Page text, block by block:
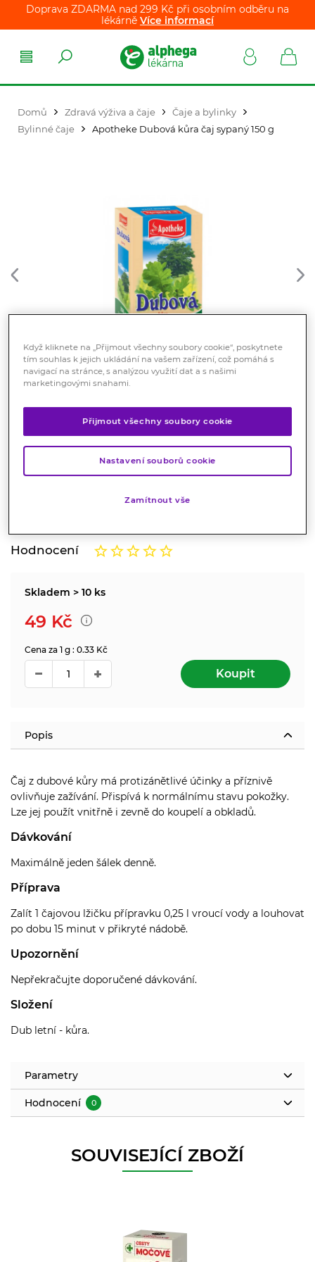
Doprava ZDARMA nad 299 Kč při osobním odběru na
lékárně Více informací
Domů Zdravá výživa a čaje
Čaje a bylinky
Bylinné čaje
Apotheke Dubová kůra čaj sypaný 150 g
Apotheke Dubová kůra čaj
sypaný 150 g
nadměrném pocení nohou.
Hodnocení
Skladem > 10 ks
49 Kč
Cena za 1 g : 0.33 Kč
Koupit
Popis
Čaj z dubové kůry má protizánětlivé účinky a příznivě
ovlivňuje zažívání. Přispívá k normálnímu stavu pokožky.
Lze jej použít vnitřně i zevně do koupelí a obkladů.
Dávkování
Maximálně jeden šálek denně.
Příprava
Zalít 1 čajovou lžičku přípravku 0,25 l vroucí vody a louhovat
po dobu 15 minut v přikryté nádobě.
Upozornění
Nepřekračujte doporučené dávkování.
Složení
Dub letní - kůra.
Parametry
Hodnocení 0
SOUVISEJÍCÍ ZBOŽÍ
Když kliknete na „Přijmout všechny soubory cookie“, poskytnete
tím souhlas k jejich ukládání na vašem zařízení, což pomáhá s
navigací na stránce, s analýzou využití dat a s našimi
marketingovými snahami.
Přijmout všechny soubory cookie
Nastavení souborů cookie
Zamítnout vše